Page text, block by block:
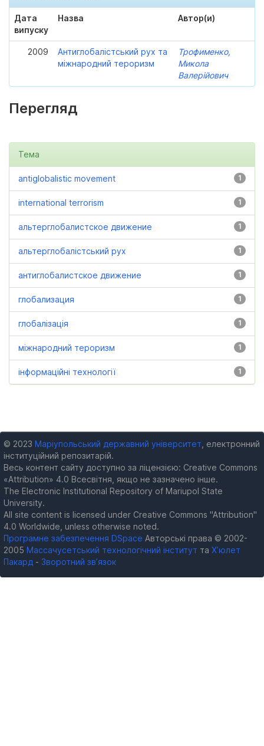
Дата
випуску
Назва Автор(и)
2009
Антиглобалістський рух та
міжнародний тероризм
Трофименко,
Микола
Валерійович
Перегляд
Тема
1
antiglobalistic movement
1
international terrorism
1
альтерглобалистское движение
1
альтерглобалістський рух
1
антиглобалистское движение
1
глобализация
1
глобалізація
1
міжнародний тероризм
1
інформаційні технології
© 2023 Маріупольський державний університет , електронний
інституційний репозитарій.
Весь контент сайту доступно за ліцензією: Creative Commons
«Attribution» 4.0 Всесвітня, якщо не зазначено інше.
The Electronic Institutional Repository of Mariupol State
University.
All site content is licensed under Creative Commons "Attribution"
4.0 Worldwide, unless otherwise noted.
Програмне забезпечення DSpace Авторські права © 2002-
2005 Массачусетський технологічний інститут та Х’юлет
Пакард - Зворотний зв’язок